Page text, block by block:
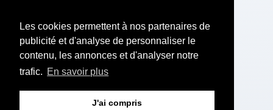
Les cookies permettent à nos partenaires de
publicité et d'analyse de personnaliser le
contenu, les annonces et d'analyser notre
trafic. En savoir plus
J'ai compris